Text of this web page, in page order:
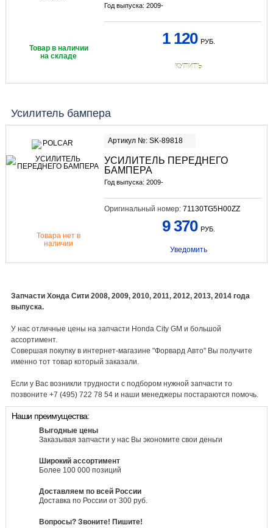
Год выпуска: 2009-
Товар в наличии
на складе
1 120 РУБ.
КУПИТЬ
Усилитель бампера
Артикул №: SK-89818
УСИЛИТЕЛЬ ПЕРЕДНЕГО
БАМПЕРА
Год выпуска: 2009-
Оригинальный номер: 71130TG5H00ZZ
Товара нет в
наличии
9 370 РУБ.
Уведомить
Запчасти Хонда Сити 2008, 2009, 2010, 2011, 2012, 2013, 2014 года
выпуска.
У нас отличные цены на запчасти Honda City GM и большой
ассортимент.
Совершая покупку в интернет-магазине "Форвард Авто" Вы получите
именно тот товар который заказали.
Если у Вас возникли трудности с подбором нужной запчасти то
позвоните +7 (495) 722 78 54 и наши менеджеры постараются помочь.
Наши преимущества:
Выгодные цены
Заказывая запчасти у нас Вы экономите свои деньги
Широкий ассортимент
Более 100 000 позиций
Доставляем по всей России
Доставка по России от 300 руб.
Вопросы? Звоните! Пишите!